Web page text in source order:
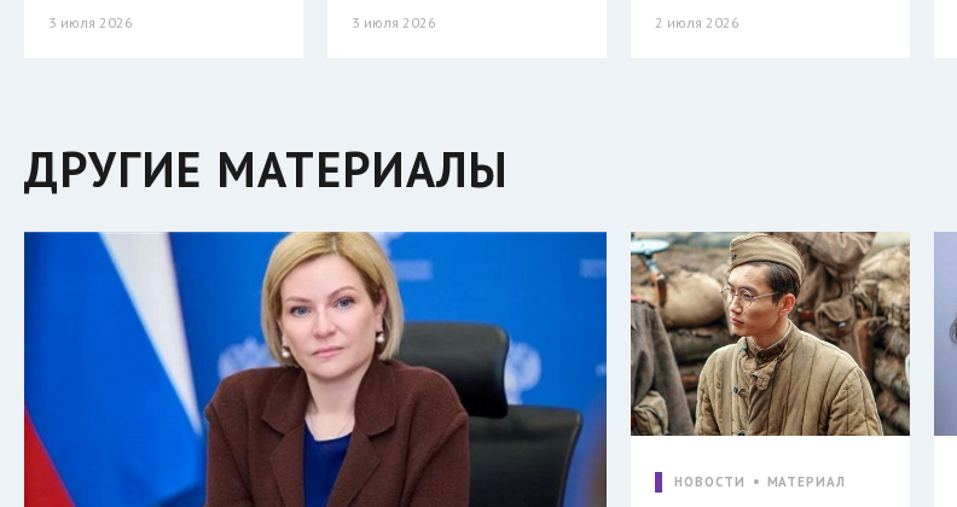
3 июля 2026 3 июля 2026 2 июля 2026
ДРУГИЕ МАТЕРИАЛЫ
НОВОСТИ МАТЕРИАЛ